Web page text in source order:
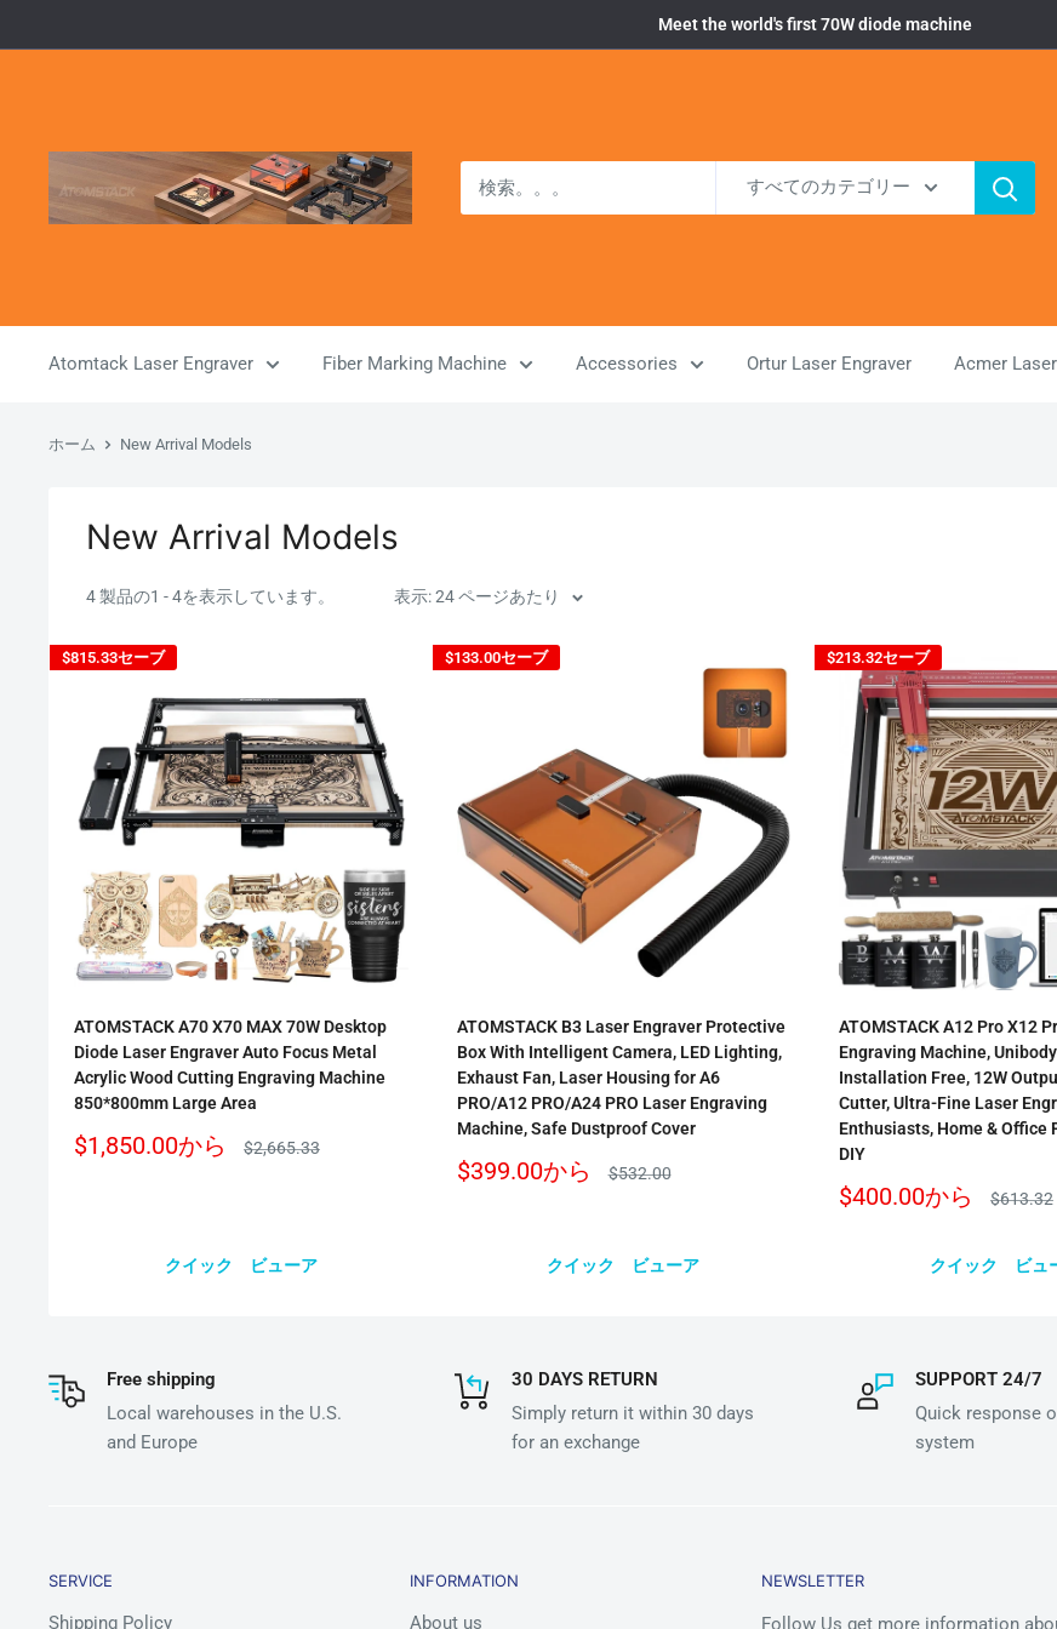
ン
プ
Meet the world's first 70W diode machine
Outlet
すべてのカテゴリー
Atomtack Laser Engraver Fiber Marking Machine Accessories Ortur Laser Engraver Acmer
ホーム New Arrival Models
New Arrival Models
4 製品の1 - 4を表示しています。 表示: 24 ページあたり
$815.33セーブ
ATOMSTACK A70 X70 MAX 70W Desktop
Diode Laser Engraver Auto Focus Metal
Acrylic Wood Cutting Engraving Machine
850*800mm Large Area
販
$1,850.00から
通
$2,665.33
クイック ビューア
$133.00セーブ
ATOMSTACK B3 Laser Engraver Protective
Box With Intelligent Camera, LED Lighting,
Exhaust Fan, Laser Housing for A6
PRO/A12 PRO/A24 PRO Laser Engraving
Machine, Safe Dustproof Cover
販
$399.00から
通
$532.00
クイック ビューア
$213.32セーブ
ATOMSTACK A12 Pro X12
Engraving Machine,
Installation Free, 12W
Cutter, Ultra-Fine Laser
Enthusiasts, Home & Office
DIY
販
$400.00から
通
$613.32
クイック ビュ
Free shipping
Local warehouses in the U.S.
and Europe
30 DAYS RETURN
Simply return it within 30 days
for an exchange
SUPPORT 24/7
Quick response
system
SERVICE
Shipping Policy
INFORMATION
About us
NEWSLETTER
Follow Us get more information